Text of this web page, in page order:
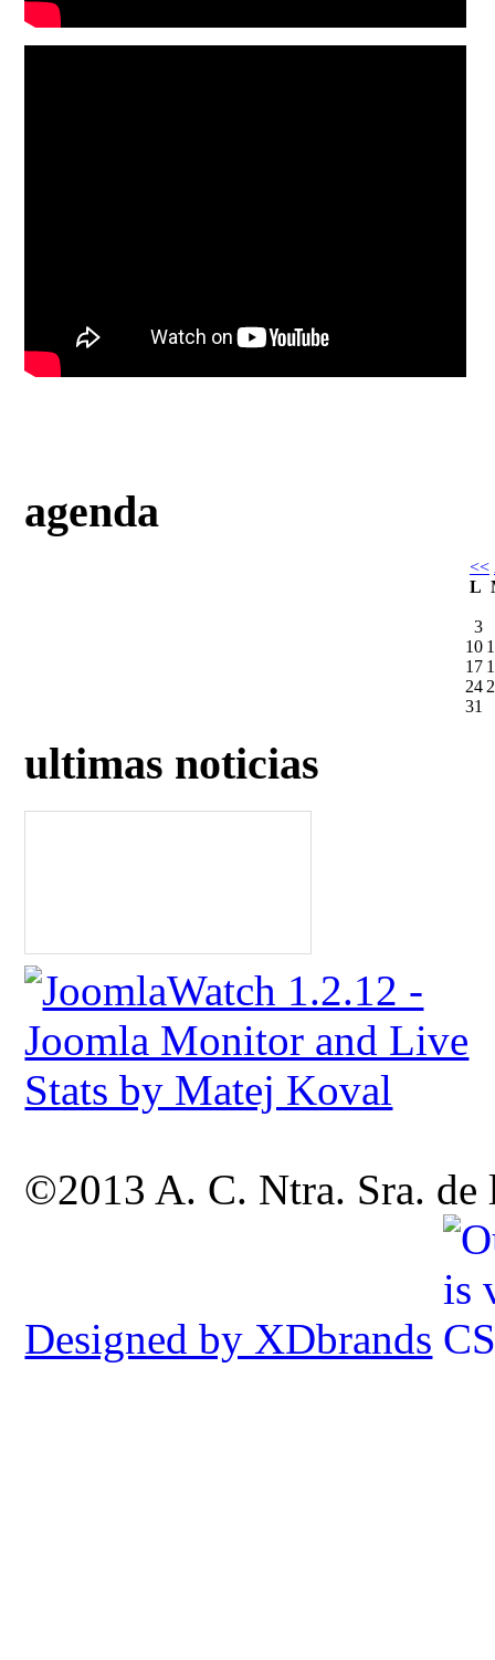
agenda
<<
L
3
10
17
24
31
ultimas noticias
©2013 A. C. Ntra. Sra. de
Designed by XDbrands